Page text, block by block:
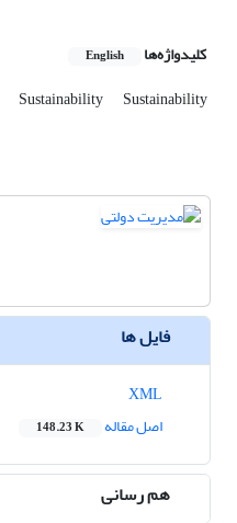
کلیدواژه‌ها English
Sustainability Sustainability
فایل ها
اصل مقاله
148.23 K
هم رسانی